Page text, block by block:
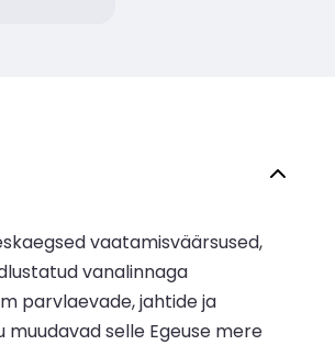
vaatamisväärsused,
vanalinnaga
parvlaevade, jahtide ja
muudavad selle Egeuse mere